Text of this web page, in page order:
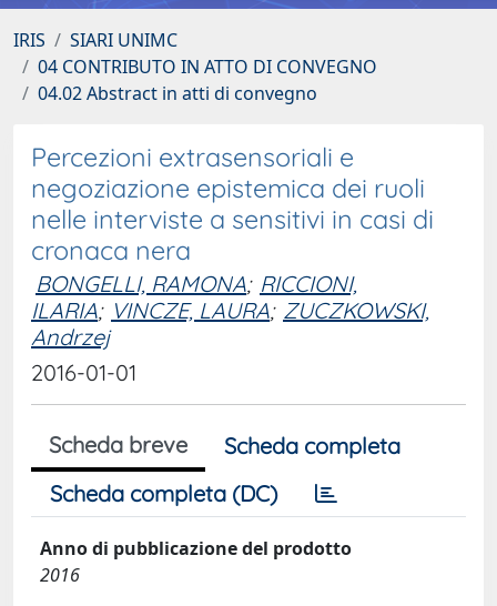
IRIS
SIARI UNIMC
04 CONTRIBUTO IN ATTO DI CONVEGNO
04.02 Abstract in atti di convegno
Percezioni extrasensoriali e
negoziazione epistemica dei ruoli
nelle interviste a sensitivi in casi di
cronaca nera
BONGELLI, RAMONA; RICCIONI,
ILARIA; VINCZE, LAURA; ZUCZKOWSKI,
Andrzej
2016-01-01
Scheda breve
Scheda completa
Scheda completa (DC)
Anno di pubblicazione del prodotto
2016